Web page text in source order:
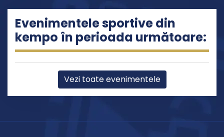
Evenimentele sportive din
kempo în perioada următoare:
Vezi toate evenimentele